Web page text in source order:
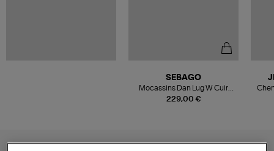
229,00 €
SEBAGO
Mocassins Dan Lug W Cuir
Black Regular